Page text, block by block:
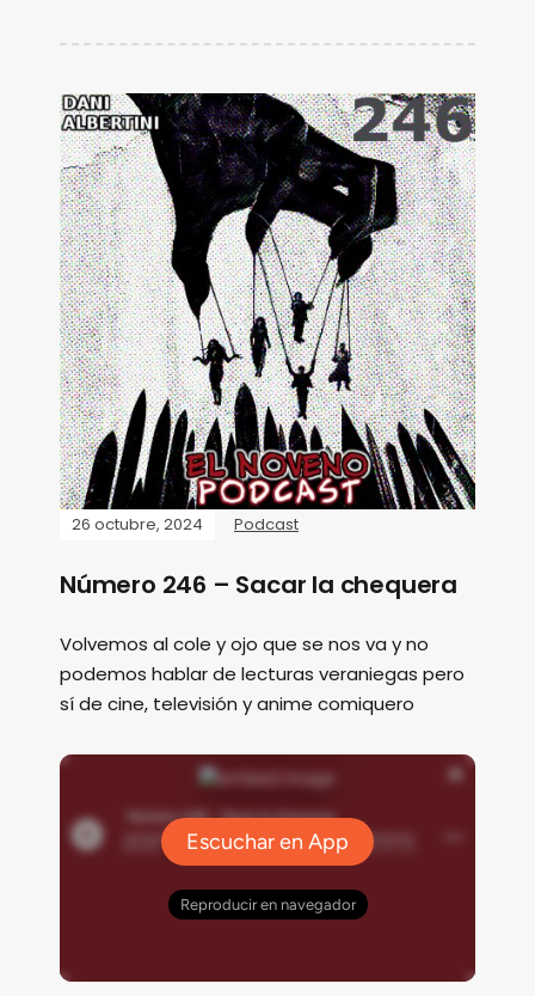
26 octubre, 2024 Podcast
Número 246 – Sacar la chequera
Volvemos al cole y ojo que se nos va y no
podemos hablar de lecturas veraniegas pero
sí de cine, televisión y anime comiquero